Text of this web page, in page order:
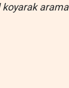
arama